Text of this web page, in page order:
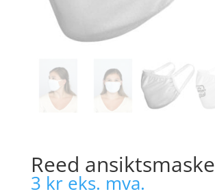
Reed ansiktsmaske
3 kr eks. mva.